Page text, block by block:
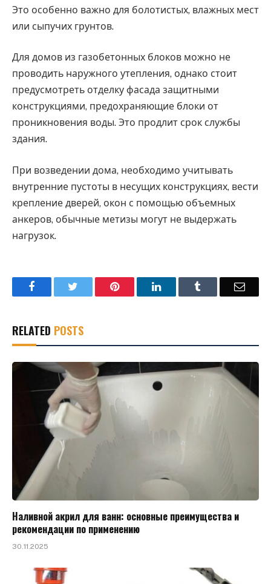
Это особенно важно для болотистых, влажных мест
или сыпучих грунтов.
Для домов из газобетонных блоков можно не
проводить наружного утепления, однако стоит
предусмотреть отделку фасада защитными
конструкциями, предохраняющие блоки от
проникновения воды. Это продлит срок службы
здания.
При возведении дома, необходимо учитывать
внутренние пустоты в несущих конструкциях, вести
крепление дверей, окон с помощью объемных
анкеров, обычные метизы могут не выдержать
нагрузок.
Facebook Pinterest LinkedIn Email
RELATED POSTS
Наливной акрил для ванн: основные преимущества и
рекомендации по применению
30.11.2025